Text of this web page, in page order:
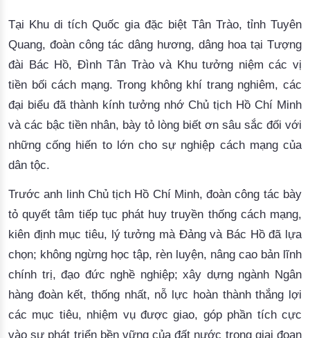
Tại Khu di tích Quốc gia đặc biệt Tân Trào, tỉnh Tuyên
Quang, đoàn công tác dâng hương, dâng hoa tại Tượng
đài Bác Hồ, Đình Tân Trào và Khu tưởng niệm các vị
tiền bối cách mạng. Trong không khí trang nghiêm, các
đại biểu đã thành kính tưởng nhớ Chủ tịch Hồ Chí Minh
và các bậc tiền nhân, bày tỏ lòng biết ơn sâu sắc đối với
những cống hiến to lớn cho sự nghiệp cách mạng của
dân tộc.
Trướcanh linhChủ tịch Hồ Chí Minh,đoàncông tác bày
tỏ quyết tâm tiếp tục phát huy truyền thống cách mạng,
kiên định mục tiêu, lý tưởng mà Đảng và Bác Hồ đã lựa
chọn; không ngừng học tập, rèn luyện, nâng cao bản lĩnh
chính trị, đạo đức nghề nghiệp; xây dựng ngành Ngân
hàng đoàn kết, thống nhất, nỗ lực hoàn thành thắng lợi
các mục tiêu, nhiệm vụ được giao, góp phần tích cực
vào sự phát triển bền vững của đất nước trong giai đoạn